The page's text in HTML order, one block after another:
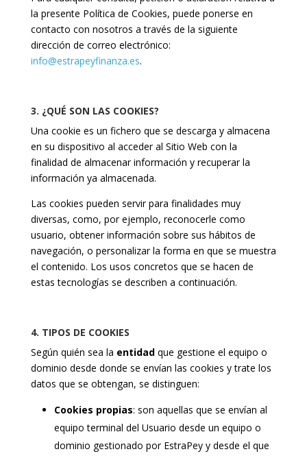
la presente Política de Cookies, puede ponerse en
contacto con nosotros a través de la siguiente
dirección de correo electrónico:
info@estrapeyfinanza.es.
3. ¿QUÉ SON LAS COOKIES?
Una cookie es un fichero que se descarga y almacena
en su dispositivo al acceder al Sitio Web con la
finalidad de almacenar información y recuperar la
información ya almacenada.
Las cookies pueden servir para finalidades muy
diversas, como, por ejemplo, reconocerle como
usuario, obtener información sobre sus hábitos de
navegación, o personalizar la forma en que se muestra
el contenido. Los usos concretos que se hacen de
estas tecnologías se describen a continuación.
4. TIPOS DE COOKIES
Según quién sea la entidadque gestione el equipo o
dominio desde donde se envían las cookies y trate los
datos que se obtengan, se distinguen:
Cookies propias: son aquellas que se envían al
equipo terminal del Usuario desde un equipo o
dominio gestionado por EstraPey y desde el que